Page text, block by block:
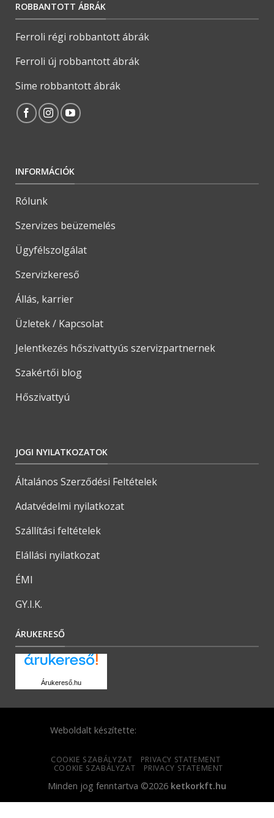
ROBBANTOTT ÁBRÁK
Ferroli régi robbantott ábrák
Ferroli új robbantott ábrák
Sime robbantott ábrák
INFORMÁCIÓK
Rólunk
Szervizes beüzemelés
Ügyfélszolgálat
Szervizkereső
Állás, karrier
Üzletek / Kapcsolat
Jelentkezés hőszivattyús szervizpartnernek
Szakértői blog
Hőszivattyú
JOGI NYILATKOZATOK
Általános Szerződési Feltételek
Adatvédelmi nyilatkozat
Szállítási feltételek
Elállási nyilatkozat
ÉMI
GY.I.K.
ÁRUKERESŐ
Árukereső.hu
Weboldalt készítette:
COOKIE SZABÁLYZAT
PRIVACY STATEMENT
COOKIE SZABÁLYZAT
PRIVACY STATEMENT
Minden jog fenntartva ©2026 ketkorkft.hu